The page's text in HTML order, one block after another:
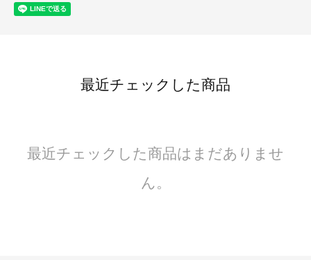
最近チェックした商品
最近チェックした商品はまだありませ
ん。